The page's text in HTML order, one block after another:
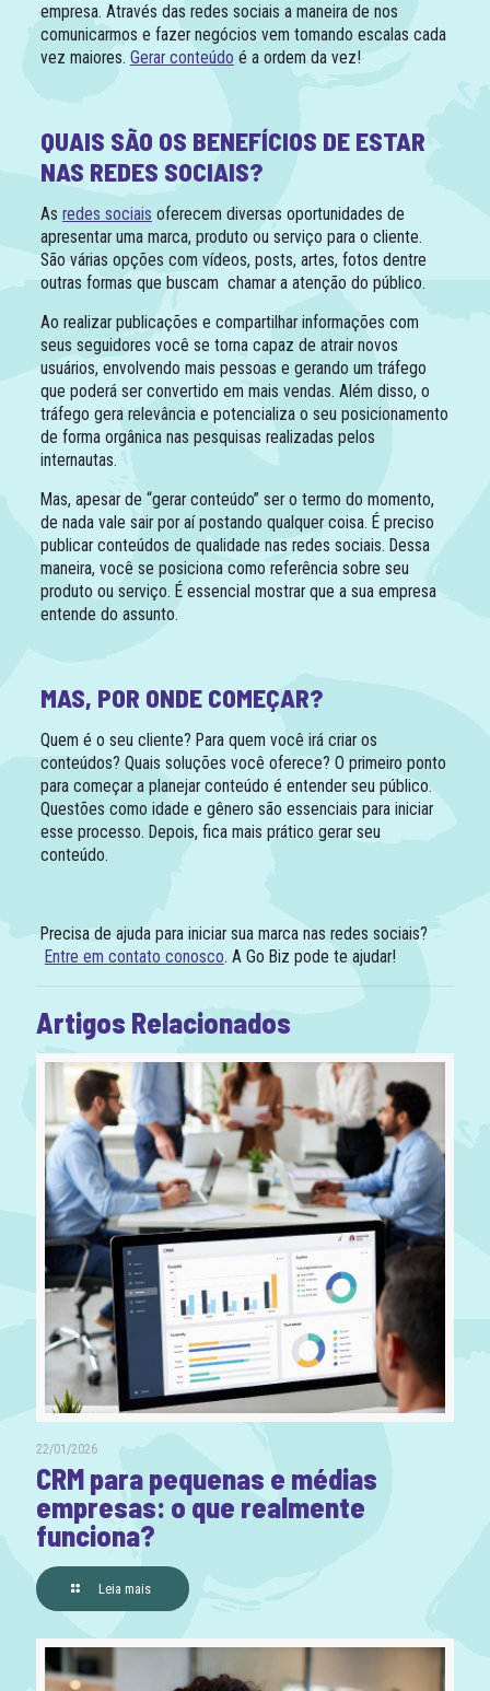
empresa. Através das redes sociais a maneira de nos
comunicarmos e fazer negócios vem tomando escalas cada
vez maiores. Gerar conteúdo é a ordem da vez!
QUAIS SÃO OS BENEFÍCIOS DE ESTAR
NAS REDES SOCIAIS?
As redes sociais oferecem diversas oportunidades de
apresentar uma marca, produto ou serviço para o cliente.
São várias opções com vídeos, posts, artes, fotos dentre
outras formas que buscam chamar a atenção do público.
Ao realizar publicações e compartilhar informações com
seus seguidores você se torna capaz de atrair novos
usuários, envolvendo mais pessoas e gerando um tráfego
que poderá ser convertido em mais vendas. Além disso, o
tráfego gera relevância e potencializa o seu posicionamento
de forma orgânica nas pesquisas realizadas pelos
internautas.
Mas, apesar de “gerar conteúdo” ser o termo do momento,
de nada vale sair por aí postando qualquer coisa. É preciso
publicar conteúdos de qualidade nas redes sociais. Dessa
maneira, você se posiciona como referência sobre seu
produto ou serviço. É essencial mostrar que a sua empresa
entende do assunto.
MAS, POR ONDE COMEÇAR?
Quem é o seu cliente? Para quem você irá criar os
conteúdos? Quais soluções você oferece? O primeiro ponto
para começar a planejar conteúdo é entender seu público.
Questões como idade e gênero são essenciais para iniciar
esse processo. Depois, fica mais prático gerar seu
conteúdo.
Precisa de ajuda para iniciar sua marca nas redes sociais?
Entre em contato conosco. A Go Biz pode te ajudar!
Artigos Relacionados
22/01/2026
CRM para pequenas e médias
empresas: o que realmente
funciona?
Leia mais